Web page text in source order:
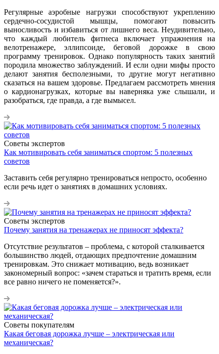
Регулярные аэробные нагрузки способствуют укреплению
сердечно-сосудистой мышцы, помогают повысить
выносливость и избавиться от лишнего веса. Неудивительно,
что каждый любитель фитнеса включает упражнения на
велотренажере, эллипсоиде, беговой дорожке в свою
программу тренировок. Однако популярность таких занятий
породила множество заблуждений. И если одни мифы просто
делают занятия бесполезными, то другие могут негативно
сказаться на вашем здоровье. Предлагаем рассмотреть мнения
о кардионагрузках, которые вы наверняка уже слышали, и
разобраться, где правда, а где вымысел.
Советы экспертов
Как мотивировать себя заниматься спортом: 5 полезных
советов
Заставить себя регулярно тренироваться непросто, особенно
если речь идет о занятиях в домашних условиях.
Советы экспертов
Почему занятия на тренажерах не приносят эффекта?
Отсутствие результатов – проблема, с которой сталкивается
большинство людей, отдающих предпочтение домашним
тренировкам. Это снижает мотивацию, ведь возникает
закономерный вопрос: «зачем стараться и тратить время, если
все равно ничего не поменяется?».
Советы покупателям
Какая беговая дорожка лучше – электрическая или
механическая?